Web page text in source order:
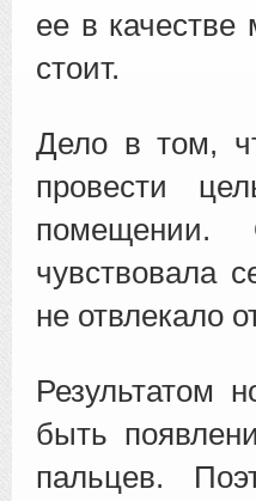
ее в качестве
стоит.
Дело в том,
провести
помещении.
чувствовала
не отвлекало
Результатом
быть
пальцев.